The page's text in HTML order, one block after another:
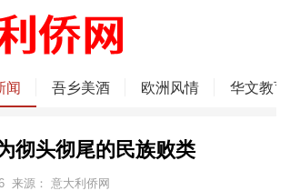
闻 吾乡美酒 欧洲风情 华文教育
彻头彻尾的民族败类
来源： 意大利侨网